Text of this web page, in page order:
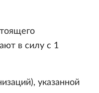
в силу с 1
указанной